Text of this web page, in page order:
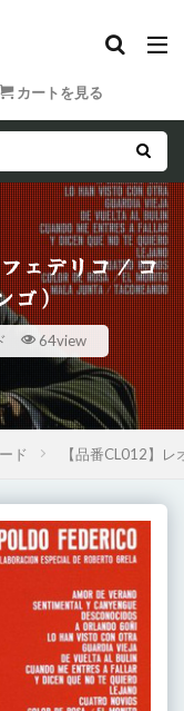
カートを見る
ェデリコ / コ
ゴ）
64view
ド 【品番CL012】